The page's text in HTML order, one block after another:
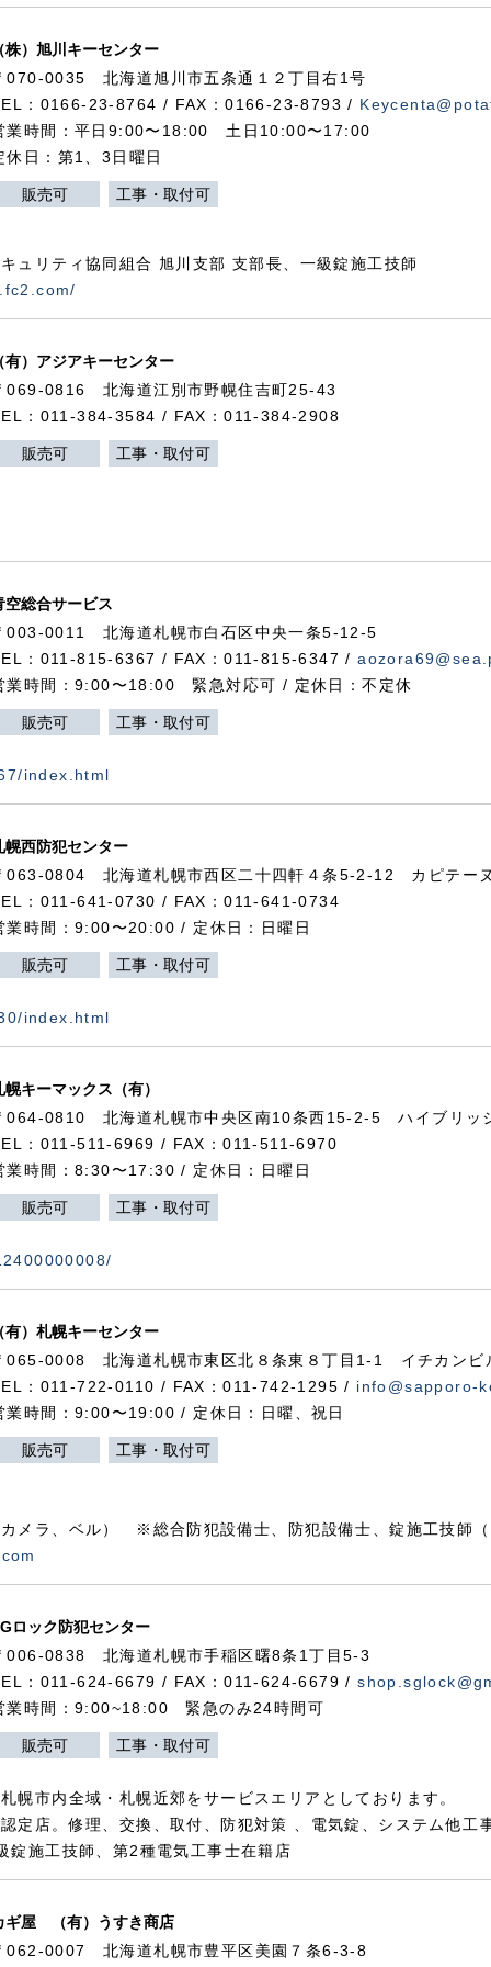
株）旭川キーセンター
070-0035 北海道旭川市五条通１２丁目右1号
：0166-23-8764 / FAX：0166-23-8793 /
業時間：平日9:00〜18:00 土日10:00〜17:00
休日：第1、3日曜日
販売可 工事・取付可
ュリティ協同組合 旭川支部 支部長、一級錠施工技師
有）アジアキーセンター
069-0816 北海道江別市野幌住吉町25-43
：011-384-3584 / FAX：011-384-2908
販売可 工事・取付可
空総合サービス
003-0011 北海道札幌市白石区中央一条5-12-5
：011-815-6367 / FAX：011-815-6347 /
業時間：9:00〜18:00 緊急対応可 / 定休日：不定休
販売可 工事・取付可
index.html
幌西防犯センター
063-0804 北海道札幌市西区二十四軒４条5-2-12 カピテー
：011-641-0730 / FAX：011-641-0734
業時間：9:00〜20:00 / 定休日：日曜日
販売可 工事・取付可
index.html
幌キーマックス（有）
064-0810 北海道札幌市中央区南10条西15-2-5 ハイブリッ
：011-511-6969 / FAX：011-511-6970
業時間：8:30〜17:30 / 定休日：日曜日
販売可 工事・取付可
有）札幌キーセンター
065-0008 北海道札幌市東区北８条東８丁目1-1 イチカンビ
：011-722-0110 / FAX：011-742-1295 / info@sapporo-
業時間：9:00〜19:00 / 定休日：日曜、祝日
販売可 工事・取付可
メラ、ベル） ※総合防犯設備士、防犯設備士、錠施工技師
ロック防犯センター
006-0838 北海道札幌市手稲区曙8条1丁目5-3
：011-624-6679 / FAX：011-624-6679 /
業時間：9:00~18:00 緊急のみ24時間可
販売可 工事・取付可
幌市内全域・札幌近郊をサービスエリアとしております。
定店。修理、交換、取付、防犯対策 、電気錠、システム他工
錠施工技師、第2種電気工事士在籍店
ギ屋 （有）うすき商店
062-0007 北海道札幌市豊平区美園７条6-3-8